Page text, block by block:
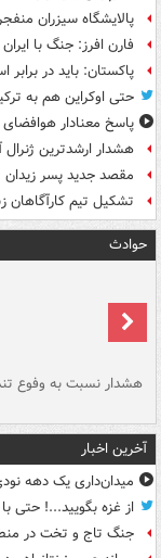
پالایشگاه سیزران
فارن افرز: جنگ با
پاکستان: باید در
حتی اوکراین هم به
پاسخ معنادار
هشدار ارشدترین ژنرال
مقصد جدید پسر زیدان
تشکیل تیم کارآگاهان
حوادث
هشدار نسبت به وفوع
آخرین اخبار
میدان‌داری یک دهه
از غزه بگویید...! حتی
جنگ تاج و تخت در